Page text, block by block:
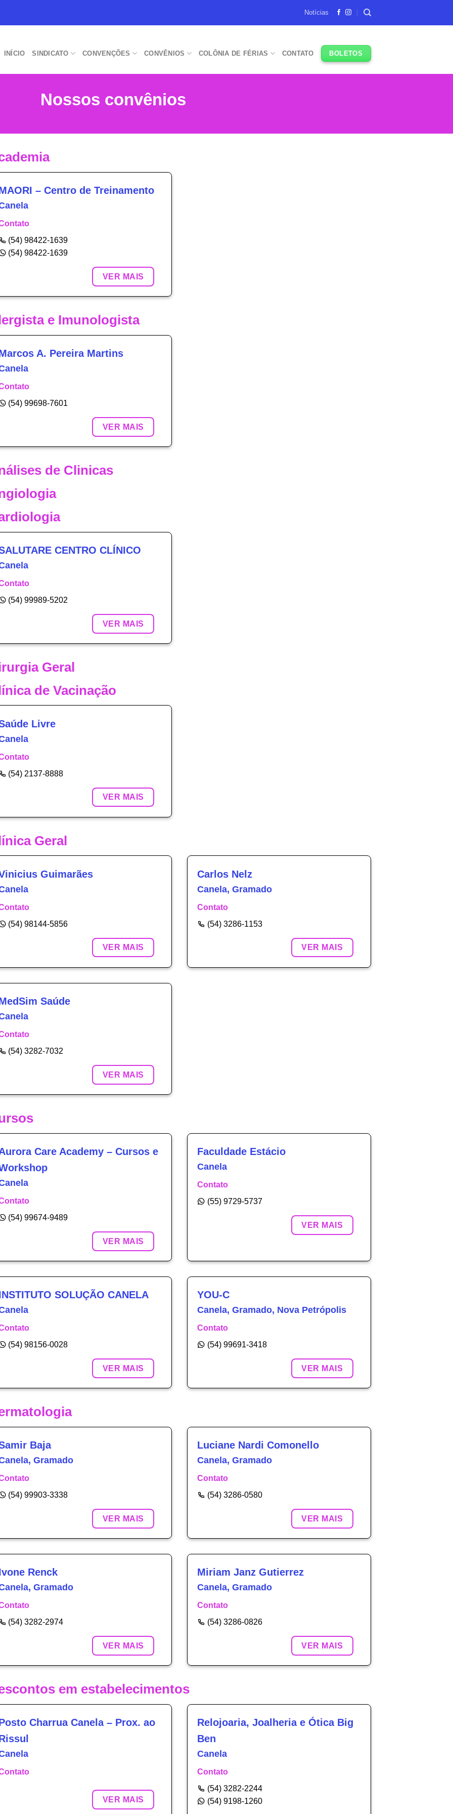
Notícias
INÍCIO SINDICATO CONVENÇÕES CONVÊNIOS COLÔNIA DE FÉRIAS CONTATO BOLETOS
Nossos convênios
– Centro de Treinamento
(54) 98422-1639
(54) 98422-1639
VER MAIS
e Imunologista
A. Pereira Martins
(54) 99698-7601
VER MAIS
de Clinicas
CENTRO CLÍNICO
(54) 99989-5202
VER MAIS
Geral
de Vacinação
Livre
(54) 2137-8888
VER MAIS
Geral
Guimarães
(54) 98144-5856
VER MAIS
Carlos Nelz
Canela, Gramado
Contato
(54) 3286-1153
VER MAIS
Saúde
(54) 3282-7032
VER MAIS
Care Academy – Cursos e
(54) 99674-9489
VER MAIS
Faculdade Estácio
Canela
Contato
(55) 9729-5737
VER MAIS
SOLUÇÃO CANELA
(54) 98156-0028
VER MAIS
YOU-C
Canela, Gramado, Nova Petrópolis
Contato
(54) 99691-3418
VER MAIS
Baja
Gramado
(54) 99903-3338
VER MAIS
Luciane Nardi Comonello
Canela, Gramado
Contato
(54) 3286-0580
VER MAIS
Renck
Gramado
(54) 3282-2974
VER MAIS
Miriam Janz Gutierrez
Canela, Gramado
Contato
(54) 3286-0826
VER MAIS
em estabelecimentos
Charrua Canela – Prox. ao
VER MAIS
Relojoaria, Joalheria e Ótica Big
Ben
Canela
Contato
(54) 3282-2244
(54) 9198-1260